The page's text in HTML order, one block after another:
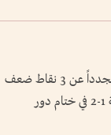
رغم حسمه صدارة المجموعة الخامسة والتأهل إلى دور الـ32، فإن المنتخب الألماني كشف مجدداً عن 3 نقاط ضعف
قد تضع سقفاً واضحاً لطموحاته في كأس العالم 2026، بعدما سقط أمام الإكوادور بنتيجة 1-2 في ختام دور